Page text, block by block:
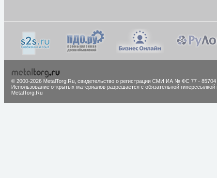
© 2000-2026 MetalTorg.Ru, cвидетельство о регистрации СМИ ИА № ФС 77 - 85704
Использование открытых материалов разрешается с обязательной гиперссылкой
MetalTorg.Ru